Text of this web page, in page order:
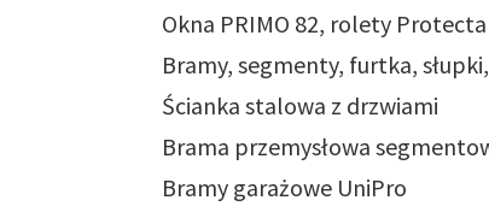
Okna PRIMO 82, rolety Protecta
Bramy, segmenty, furtka,
Ścianka stalowa z drzwiami
Brama przemysłowa
Bramy garażowe UniPro